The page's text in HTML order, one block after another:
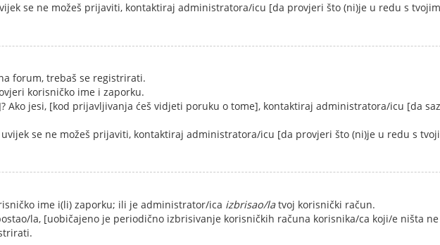
se ne možeš prijaviti, kontaktiraj administratora/icu [da provjeri što (ni)je u redu s
forum, trebaš se registrirati.
korisničko ime i zaporku.
jesi, [kod prijavljivanja ćeš vidjeti poruku o tome], kontaktiraj administratora/icu [da
se ne možeš prijaviti, kontaktiraj administratora/icu [da provjeri što (ni)je u redu s
ime i(li) zaporku; ili je administrator/ica izbrisao/latvoj korisnički račun.
la, [uobičajeno je periodično izbrisivanje korisničkih računa korisnika/ca koji/e ništa